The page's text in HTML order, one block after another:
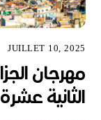
JUILLET 10, 2025
مهرجان
الثانية عشرة